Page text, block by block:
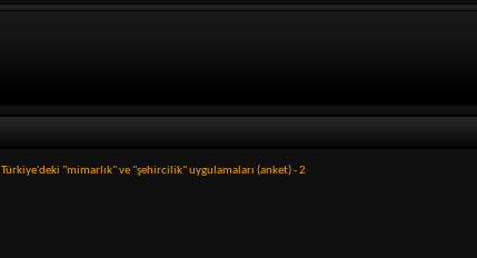
Türkiye'deki "mimarlık" ve "şehircilik" uygulamaları (anket) - 2